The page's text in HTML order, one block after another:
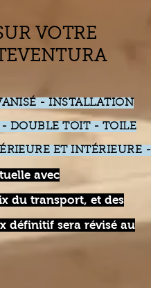
VOTRE
- INSTALLATION
DOUBLE TOIT - TOILE
ET INTÉRIEURE -
avec
du transport, et des
définitif sera révisé au